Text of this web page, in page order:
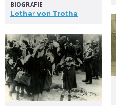
BIOGRAFIE
Lothar von Trotha